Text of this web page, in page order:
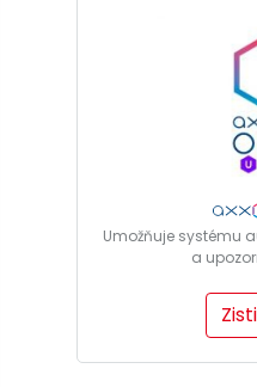
Umožňuje systému
a